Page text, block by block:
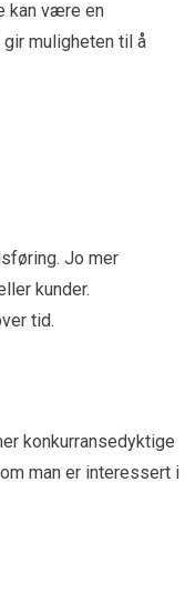
kan være en
muligheten til å
Jo mer
kunder.
tid.
konkurransedyktige
man er interessert i